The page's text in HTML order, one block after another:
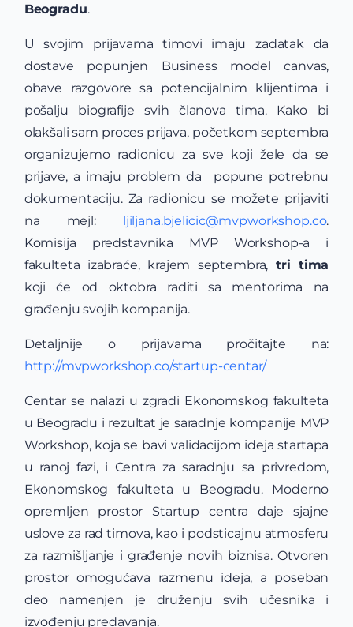
Beogradu.
U svojim prijavama timovi imaju zadatak da
dostave popunjen Business model canvas,
obave razgovore sa potencijalnim klijentima i
pošalju biografije svih članova tima. Kako bi
olakšali sam proces prijava, početkom septembra
organizujemo radionicu za sve koji žele da se
prijave, a imaju problem da popune potrebnu
dokumentaciju. Za radionicu se možete prijaviti
na mejl: ljiljana.bjelicic@mvpworkshop.co.
Komisija predstavnika MVP Workshop-a i
fakulteta izabraće, krajem septembra, tri tima
koji će od oktobra raditi sa mentorima na
građenju svojih kompanija.
Detaljnije o prijavama pročitajte na:
http://mvpworkshop.co/startup-centar/
Centar se nalazi u zgradi Ekonomskog fakulteta
u Beogradu i rezultat je saradnje kompanije MVP
Workshop, koja se bavi validacijom ideja startapa
u ranoj fazi, i Centra za saradnju sa privredom,
Ekonomskog fakulteta u Beogradu. Moderno
opremljen prostor Startup centra daje sjajne
uslove za rad timova, kao i podsticajnu atmosferu
za razmišljanje i građenje novih biznisa. Otvoren
prostor omogućava razmenu ideja, a poseban
deo namenjen je druženju svih učesnika i
izvođenju predavanja.